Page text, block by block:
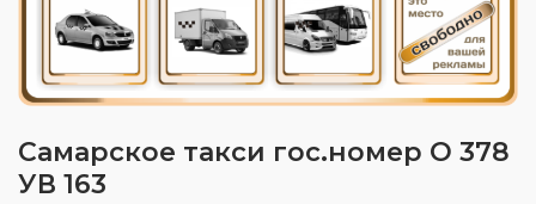
Самарское такси гос.номер О 378
УВ 163